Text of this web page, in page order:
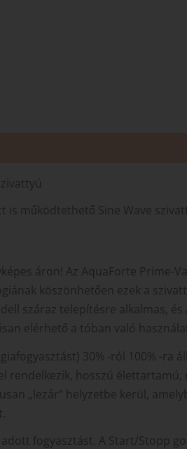
is működtethető Sine Wave
áron! Az AquaForte Prime-
köszönhetően ezek a
száraz telepítésre alkalmas, és
elérhető a tóban való
30% -ról 100% -
rendelkezik, hosszú
„lezár” helyzetbe kerül,
fogyasztást. A Start/Stopp